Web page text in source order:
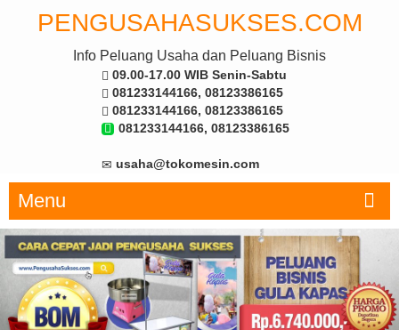
PENGUSAHASUKSES.COM
Info Peluang Usaha dan Peluang Bisnis
09.00-17.00 WIB Senin-Sabtu
081233144166, 08123386165
081233144166, 08123386165
081233144166, 08123386165
usaha@tokomesin.com
Menu